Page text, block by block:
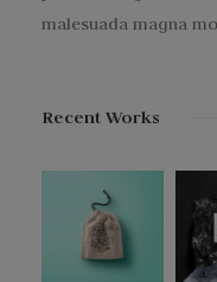
malesuada magna
Recent Works